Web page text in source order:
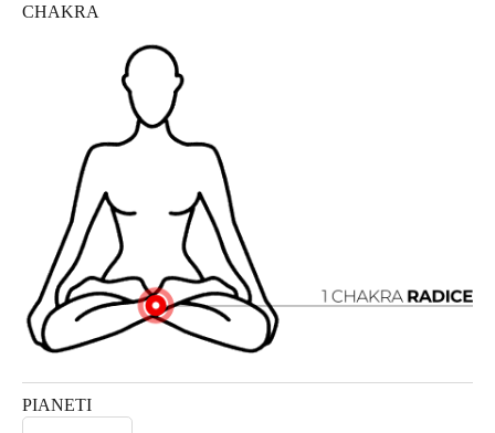
CHAKRA
PIANETI